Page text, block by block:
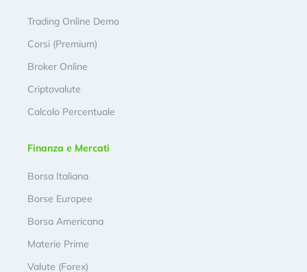
Trading Online Demo
Corsi (Premium)
Broker Online
Criptovalute
Calcolo Percentuale
Finanza e Mercati
Borsa Italiana
Borse Europee
Borsa Americana
Materie Prime
Valute (Forex)